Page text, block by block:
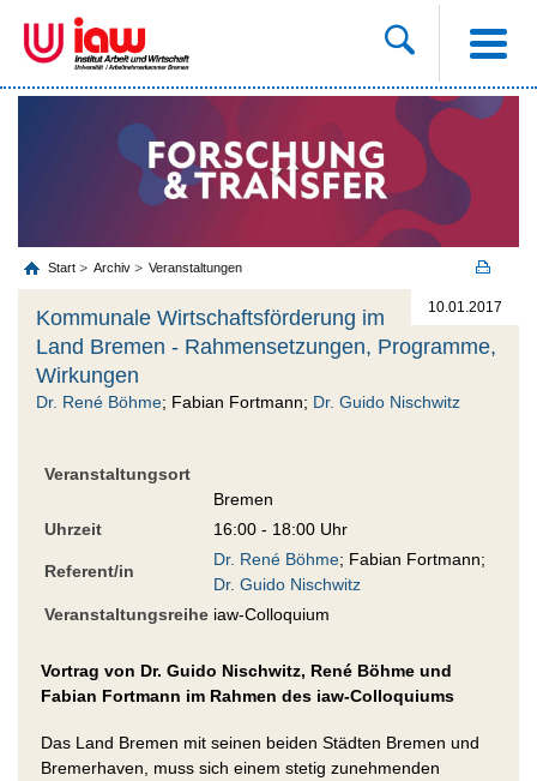
Start Archiv Veranstaltungen
10.01.2017
Kommunale Wirtschaftsförderung im
Land Bremen - Rahmensetzungen, Programme,
Wirkungen
Dr. René Böhme; Fabian Fortmann; Dr. Guido Nischwitz
Veranstaltungsort
Bremen
Uhrzeit
16:00 - 18:00 Uhr
Referent/in
Dr. René Böhme; Fabian Fortmann;
Dr. Guido Nischwitz
Veranstaltungsreihe iaw-Colloquium
Vortrag von Dr. Guido Nischwitz, René Böhme und
Fabian Fortmann im Rahmen des iaw-Colloquiums
Das Land Bremen mit seinen beiden Städten Bremen und
Bremerhaven, muss sich einem stetig zunehmenden